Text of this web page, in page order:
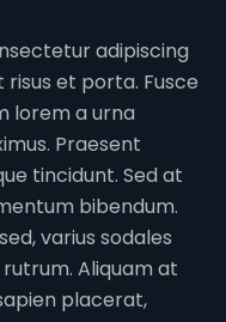
adipiscing
et porta. Fusce
lorem a urna
Praesent
tincidunt. Sed at
bibendum.
varius sodales
Aliquam at
placerat,